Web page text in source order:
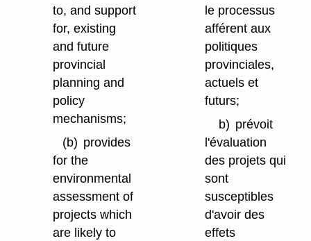
to, and support
for, existing
and future
provincial
planning and
policy
mechanisms;
(b) provides
for the
environmental
assessment of
projects which
are likely to
le processus
afférent aux
politiques
provinciales,
actuels et
futurs;
b) prévoit
l'évaluation
des projets qui
sont
susceptibles
d'avoir des
effets